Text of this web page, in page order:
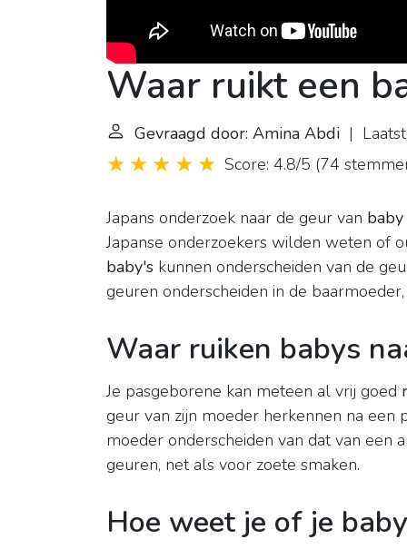
Waar ruikt een
Gevraagd door: Amina Abdi |
Score: 4.8/5 (74
Japans onderzoek naar de geur van baby
Japanse onderzoekers wilden weten of
baby's kunnen onderscheiden van de
geuren onderscheiden in de
Waar ruiken babys
Je pasgeborene kan meteen al vrij goed
geur van zijn moeder herkennen na een
moeder onderscheiden van dat van een
geuren, net als voor zoete smaken.
Hoe weet je of je